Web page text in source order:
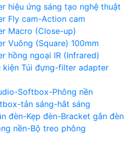
hiệu ứng sáng tạo nghệ thuật
Fly cam-Action cam
Macro (Close-up)
Vuông (Square) 100mm
hồng ngoại IR (Infrared)
kiện Túi đựng-filter adapter
Softbox-Phông nền
tản sáng-hắt sáng
đèn-Kẹp đèn-Bracket gắn đèn
nền-Bộ treo phông